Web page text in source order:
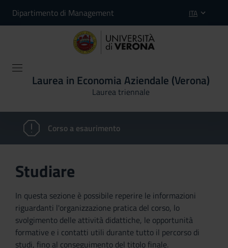
Dipartimento di Management ITA
Laurea in Economia Aziendale (Verona)
Laurea triennale
Corso a esaurimento
Studiare
In questa sezione è possibile reperire le informazioni
riguardanti l'organizzazione pratica del corso, lo
svolgimento delle attività didattiche, le opportunità
formative e i contatti utili durante tutto il percorso di
studi, fino al conseguimento del titolo finale.